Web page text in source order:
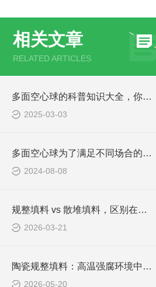
相关文章
RELATED ARTICLES
多面空心球的科普知识大全，你真不一定都知道
2025-03-03
多面空心球为了满足不同场合的需求，有着多种规格
2024-08-08
规整填料 vs 散堆填料，区别在哪？该如何选择？
2026-03-21
陶瓷规整填料：高温强腐环境中的“不朽磐石”
2026-05-20